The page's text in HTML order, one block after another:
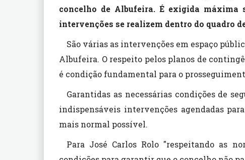
concelho de Albufeira. É exigida máxima
intervenções se realizem dentro do quadro
São várias as intervenções em espaço
Albufeira. O respeito pelos planos de
é condição fundamental para o
Garantidas as necessárias condições de
indispensáveis intervenções agendadas
mais normal possível.
Para José Carlos Rolo "respeitando as